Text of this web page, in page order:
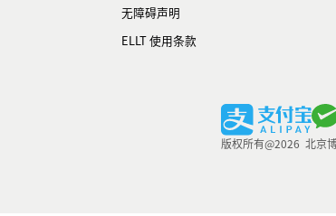
无障碍声明
ELLT 使用条款
版权所有@2026 北京